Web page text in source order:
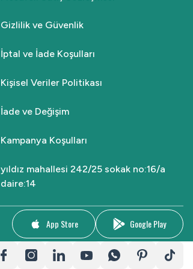
₺2.000,00
Sepete Ekle
Gizlilik ve Güvenlik
İptal ve İade Koşulları
Kişisel Veriler Politikası
İade ve Değişim
Kampanya Koşulları
yıldız mahallesi 242/25 sokak no:16/a
daire:14
App Store Google Play